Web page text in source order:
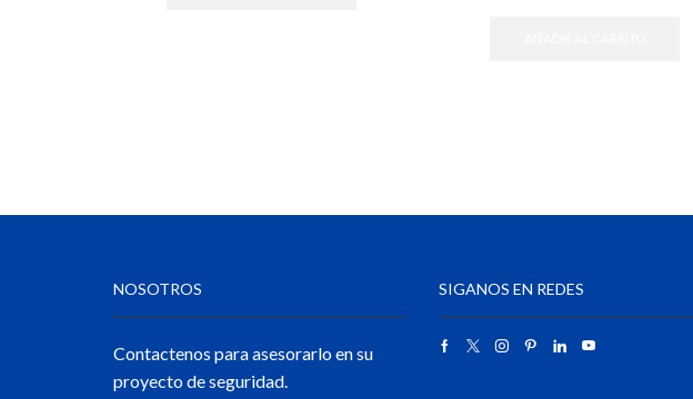
NOSOTROS
Contactenos para asesorarlo en su
proyecto de seguridad.
SIGANOS EN REDES